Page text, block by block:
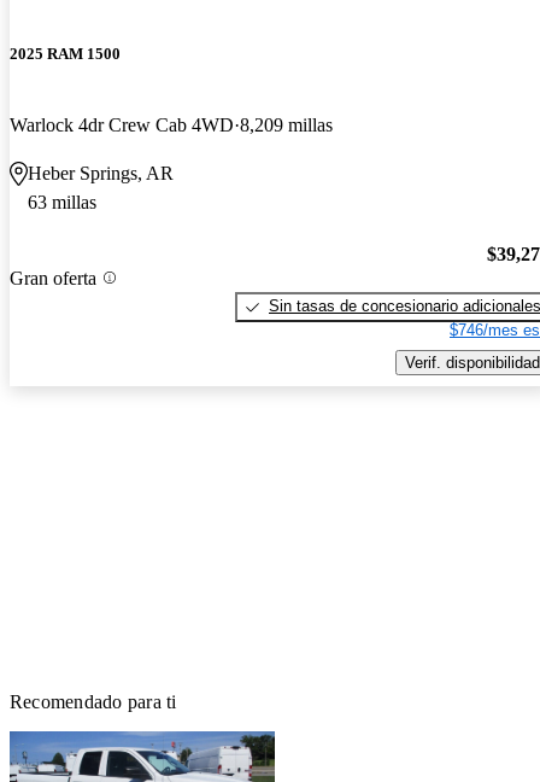
2025 RAM 1500
Warlock 4dr Crew Cab 4WD 8,209 millas
Heber Springs, AR
63 millas
Gran oferta
Sin tasas de concesionario adicionales
$746/mes
Verif. disponibilidad
Recomendado para ti